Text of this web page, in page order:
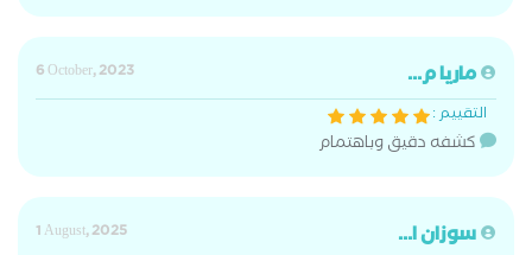
ماريا م...
6 October, 2023
التقييم :
كشفه دقيق وباهتمام
سوزان ا...
1 August, 2025